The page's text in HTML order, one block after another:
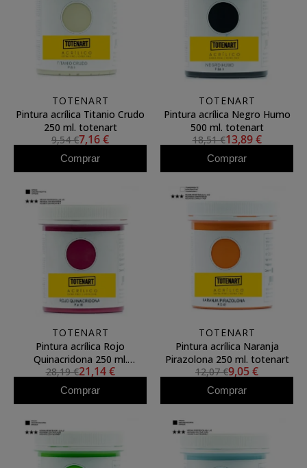
TOTENART
Pintura acrílica Titanio Crudo
250 ml. totenart
9,54 €7,16 €
Comprar
TOTENART
Pintura acrílica Negro Humo
500 ml. totenart
18,51 €13,89 €
Comprar
TOTENART
Pintura acrílica Rojo
Quinacridona 250 ml.
totenart
28,19 €21,14 €
Comprar
TOTENART
Pintura acrílica Naranja
Pirazolona 250 ml. totenart
12,07 €9,05 €
Comprar